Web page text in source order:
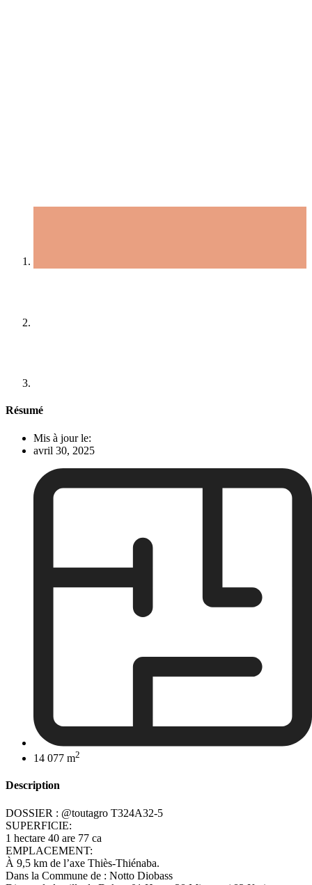
Résumé
Mis à jour le:
avril 30, 2025
14 077 m2
Description
DOSSIER : @toutagro T324A32-5
SUPERFICIE:
1 hectare 40 are 77 ca
EMPLACEMENT:
À 9,5 km de l’axe Thiès-Thiénaba.
Dans la Commune de : Notto Diobass